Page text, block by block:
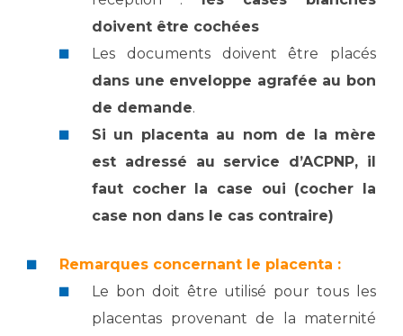
doivent être cochées
Les documents doivent être placés
dans une enveloppe agrafée au bon
de demande.
Si un placenta au nom de la mère
est adressé au service d’ACPNP, il
faut cocher la case oui (cocher la
case non dans le cas contraire)
Remarques concernant le placenta :
Le bon doit être utilisé pour tous les
placentas provenant de la maternité